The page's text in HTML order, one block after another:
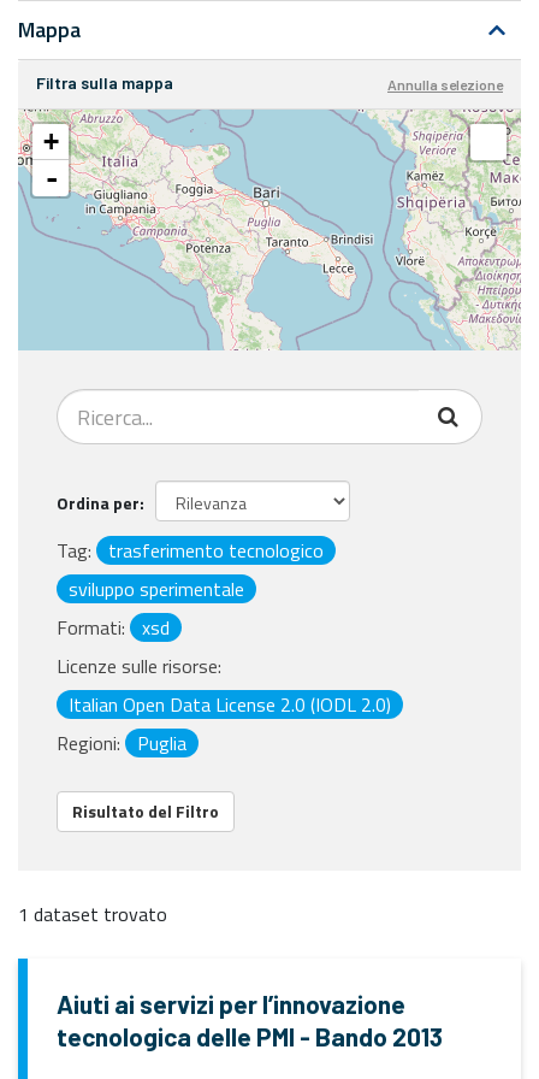
Mappa
Filtra sulla mappa Annulla selezione
+
-
Ordina per
Tag:
trasferimento tecnologico
sviluppo sperimentale
Formati:
xsd
Licenze sulle risorse:
Italian Open Data License 2.0 (IODL 2.0)
Regioni:
Puglia
Risultato del Filtro
1 dataset trovato
Aiuti ai servizi per l’innovazione
tecnologica delle PMI - Bando 2013